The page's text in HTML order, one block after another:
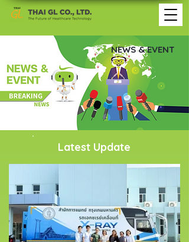
NEWS & EVENT
Latest Update